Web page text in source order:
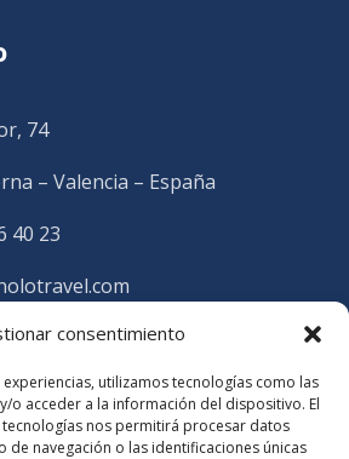
consentimiento
utilizamos tecnologías como las
o acceder a la información del dispositivo. El
nos permitirá procesar datos
navegación o las identificaciones únicas
74
– Valencia – España
40 23
10:00 a 14:00, 16:00 a 20:00.
cerrado.
de Viajes: